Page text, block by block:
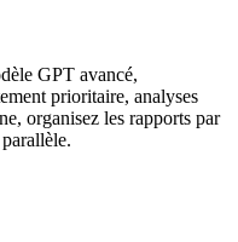
GPT avancé,
prioritaire, analyses
organisez les rapports par